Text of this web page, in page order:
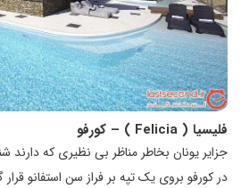
فلیسیا ( Felicia ) – کورفو
جزایر یونان بخاطر مناظر بی نظیری که دارند
در کورفو بروی یک تپه بر فراز سن استفانو